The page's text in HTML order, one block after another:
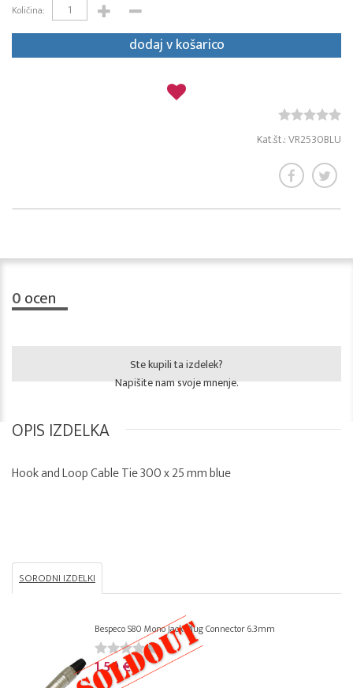
Količina:
dodaj v košarico
Kat.št.: VR2530BLU
0ocen
Ste kupili ta izdelek?
Napišite nam svoje mnenje.
OPIS IZDELKA
Hook and Loop Cable Tie 300 x 25 mm blue
SORODNI IZDELKI
Bespeco S80 Mono Jack Plug Connector 6.3mm
1,50 €